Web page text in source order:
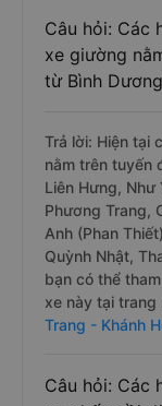
Câu hỏi: Các
xe giường
từ Bình
Trả lời: Hiện tại
nằm trên tuyến
Liên Hưng, Như
Phương Trang,
Anh (Phan
Quỳnh Nhật,
bạn có thể
xe này tại trang
Trang - Khánh
Câu hỏi: Các